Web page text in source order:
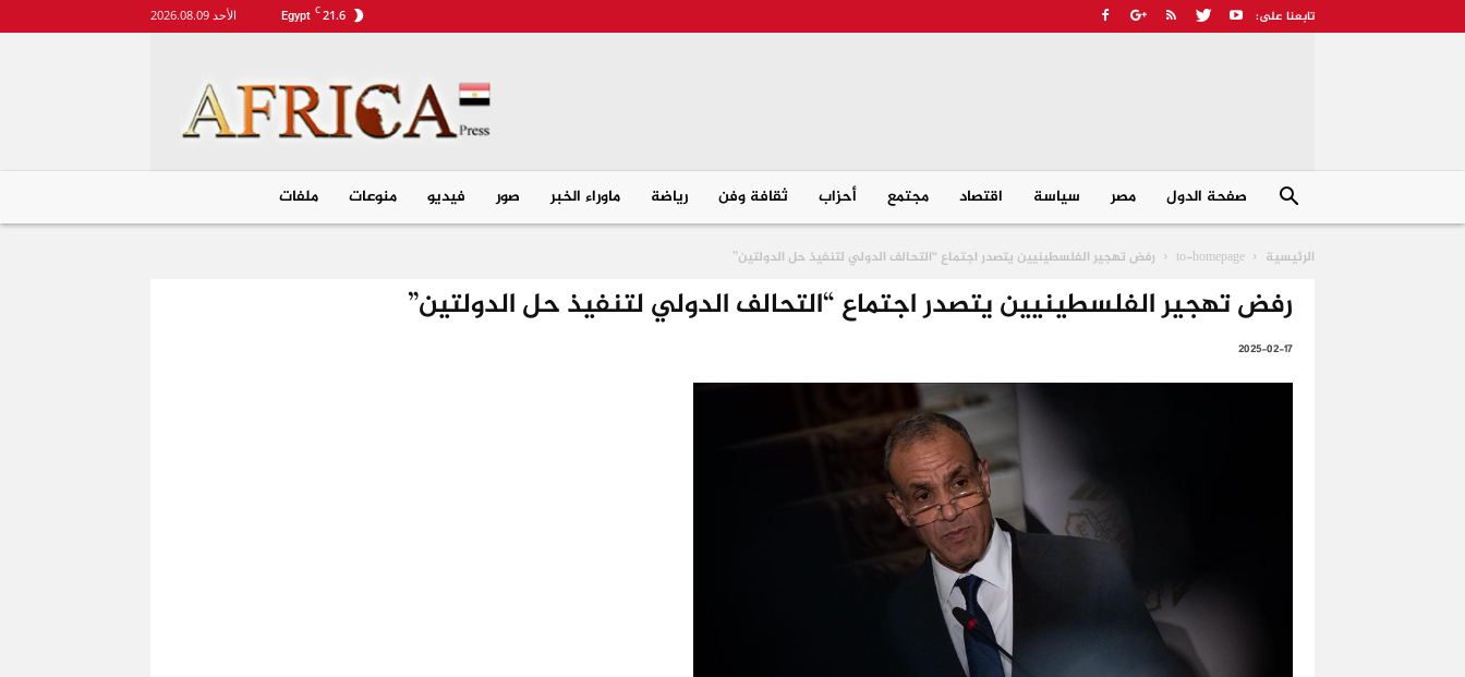
21.6
C
Egypt الأحد 2026.08.09
صفحة الدول مصر سیاسة اقتصاد مجتمع أحزاب ثقافة وفن رياضة ماوراء الخبر صور فیديو منوعات ملفات
الرئيسية to-homepage رفض تهجير الفلسطينيين يتصدر اجتماع “التحالف الدولي لتنفيذ حل الدولتين”
رفض تهجير الفلسطينيين يتصدر اجتماع “التحالف الدولي لتنفيذ حل الدولتين”
2025-02-17